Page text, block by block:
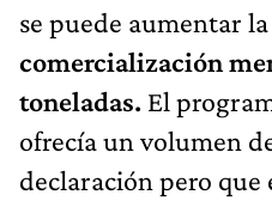
se puede aumentar la
comercialización
toneladas. El
ofrecía un volumen
declaración pero que